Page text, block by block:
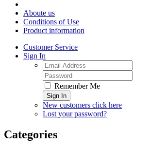
Aboute us
Conditions of Use
Product information
Customer Service
Sign In
Remember Me
Sign In
New customers click here
Lost your password?
Categories